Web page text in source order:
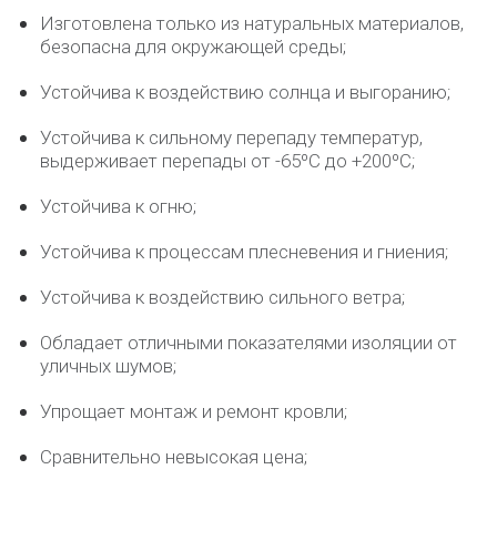
Изготовлена только из натуральных материалов,
безопасна для окружающей среды;
Устойчива к воздействию солнца и выгоранию;
Устойчива к сильному перепаду температур,
выдерживает перепады от -65ºС до +200ºС;
Устойчива к огню;
Устойчива к процессам плесневения и гниения;
Устойчива к воздействию сильного ветра;
Обладает отличными показателями изоляции от
уличных шумов;
Упрощает монтаж и ремонт кровли;
Сравнительно невысокая цена;